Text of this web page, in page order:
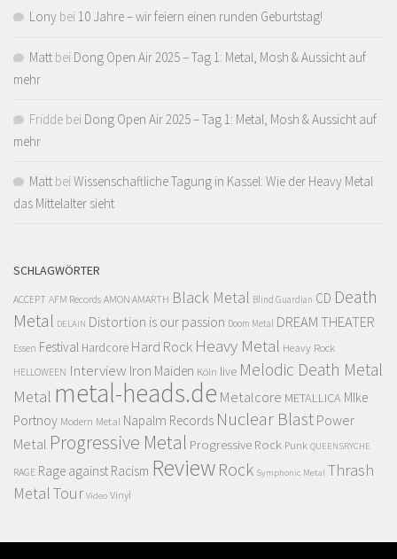
Lony bei 10 Jahre – wir feiern einen runden Geburtstag!
Matt bei Dong Open Air 2025 – Tag 1: Metal, Mosh & Aussicht auf
mehr
Fridde bei Dong Open Air 2025 – Tag 1: Metal, Mosh & Aussicht auf
mehr
Matt bei Wissenschaftliche Tagung in Kassel: Wie der Heavy Metal
das Mittelalter sieht
SCHLAGWÖRTER
ACCEPT AFM Records AMON AMARTH Black Metal Blind Guardian CD Death
Metal DELAIN Distortion is our passion Doom Metal DREAM THEATER
Essen Festival Hardcore Hard Rock Heavy Metal Heavy Rock
HELLOWEEN Interview Iron Maiden Köln live Melodic Death Metal
Metal metal-heads.de Metalcore METALLICA MIke
Portnoy Modern Metal Napalm Records Nuclear Blast Power
Metal Progressive Metal Progressive Rock Punk QUEENSRYCHE
RAGE Rage against Racism Review Rock Symphonic Metal Thrash
MetalTour Video Vinyl